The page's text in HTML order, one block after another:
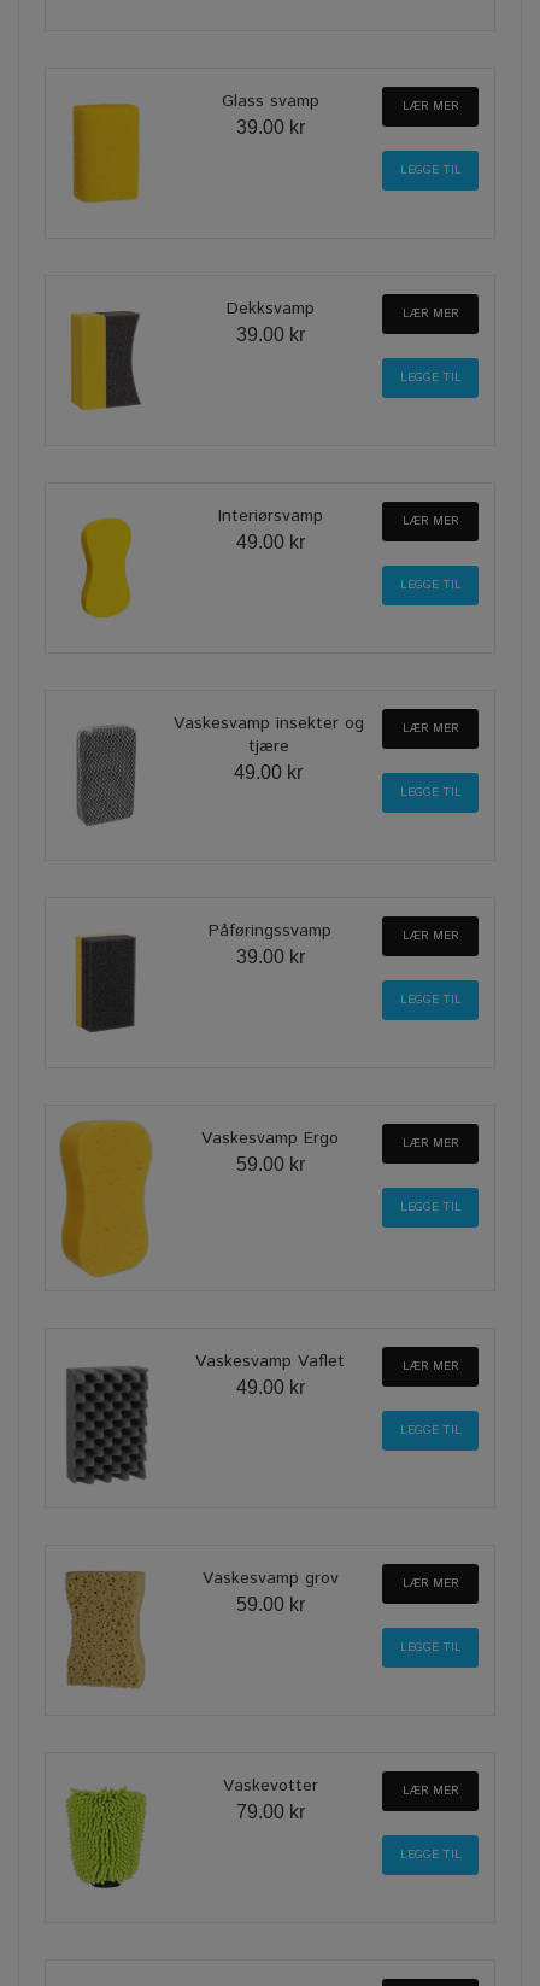
Glass svamp
39.00 kr
LÆR MER
Dekksvamp
39.00 kr
LÆR MER
Interiørsvamp
49.00 kr
LÆR MER
Vaskesvamp insekter og
tjære
49.00 kr
LÆR MER
Påføringssvamp
39.00 kr
LÆR MER
Vaskesvamp Ergo
59.00 kr
LÆR MER
Vaskesvamp Vaflet
49.00 kr
LÆR MER
Vaskesvamp grov
59.00 kr
LÆR MER
Vaskevotter
79.00 kr
LÆR MER